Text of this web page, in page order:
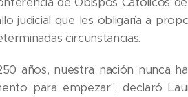
judicial que les obligaría a
circunstancias.
años, nuestra nación nunca
para empezar", declaró